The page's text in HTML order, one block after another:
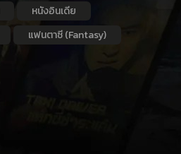
หนังอินเดีย
แฟนตาซี (Fantasy)